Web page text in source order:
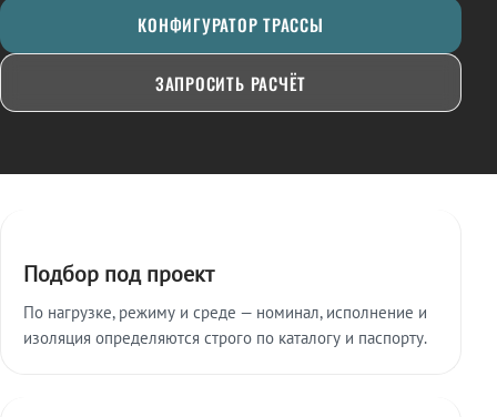
КОНФИГУРАТОР ТРАССЫ
ЗАПРОСИТЬ РАСЧЁТ
Подбор под проект
По нагрузке, режиму и среде — номинал, исполнение и
изоляция определяются строго по каталогу и паспорту.